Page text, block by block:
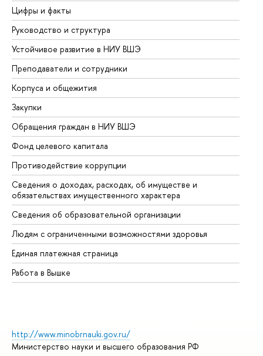
Цифры и факты
Руководство и структура
Устойчивое развитие в НИУ ВШЭ
Преподаватели и сотрудники
Корпуса и общежития
Закупки
Обращения граждан в НИУ ВШЭ
Фонд целевого капитала
Противодействие коррупции
Сведения о доходах, расходах, об имуществе и
обязательствах имущественного характера
Сведения об образовательной организации
Людям с ограниченными возможностями здоровья
Единая платежная страница
Работа в Вышке
http://www.minobrnauki.gov.ru/
Министерство науки и высшего образования РФ